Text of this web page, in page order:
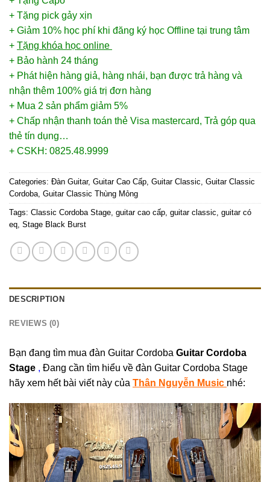
+ Tặng pick gảy xịn
+ Giảm 10% học phí khi đăng ký học Offline tại trung tâm
+ Tặng khóa học online
+ Bảo hành 24 tháng
+ Phát hiện hàng giả, hàng nhái, bạn được trả hàng và
nhận thêm 100% giá trị đơn hàng
+ Mua 2 sản phẩm giảm 5%
+ Chấp nhận thanh toán thẻ Visa mastercard, Trả góp qua
thẻ tín dụng…
+ CSKH: 0825.48.9999
Categories: Đàn Guitar, Guitar Cao Cấp, Guitar Classic, Guitar Classic
Cordoba, Guitar Classic Thùng Mỏng
Tags: Classic Cordoba Stage, guitar cao cấp, guitar classic, guitar có
eq, Stage Black Burst
DESCRIPTION
REVIEWS (0)
Bạn đang tìm mua đàn Guitar Cordoba Guitar Cordoba
Stage , Đang cần tìm hiểu về đàn Guitar Cordoba Stage
hãy xem hết bài viết này của Thân Nguyễn Music nhé: